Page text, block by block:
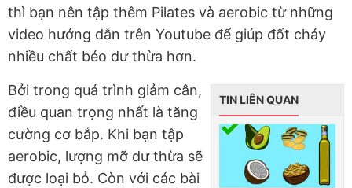
thì bạn nên tập thêm Pilates và aerobic từ những
video hướng dẫn trên Youtube để giúp đốt cháy
nhiều chất béo dư thừa hơn.
TIN LIÊN QUAN
Bởi trong quá trình giảm cân,
điều quan trọng nhất là tăng
cường cơ bắp. Khi bạn tập
aerobic, lượng mỡ dư thừa sẽ
được loại bỏ. Còn với các bài